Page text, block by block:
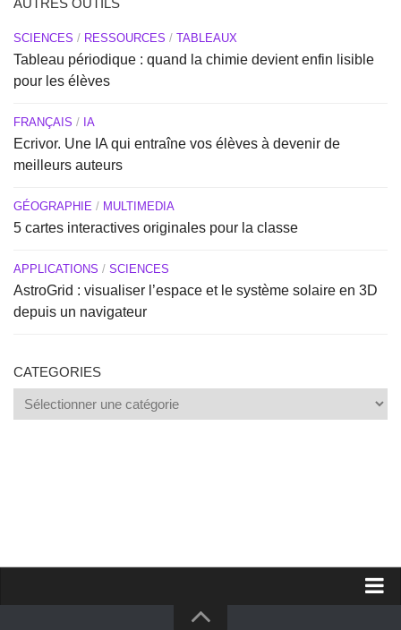
SCIENCES / RESSOURCES / TABLEAUX
Tableau périodique : quand la chimie devient enfin lisible
pour les élèves
FRANÇAIS / IA
Ecrivor. Une IA qui entraîne vos élèves à devenir de
meilleurs auteurs
GÉOGRAPHIE / MULTIMEDIA
5 cartes interactives originales pour la classe
APPLICATIONS / SCIENCES
AstroGrid : visualiser l’espace et le système solaire en 3D
depuis un navigateur
CATEGORIES
Categories